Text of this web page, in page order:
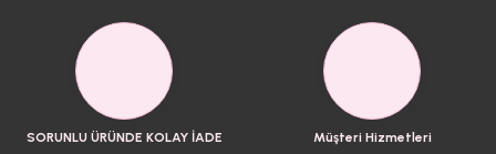
SORUNLU ÜRÜNDE KOLAY İADE
Müşteri Hizmetleri